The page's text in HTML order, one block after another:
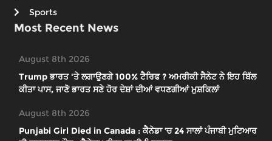
Sports
Most Recent News
August 8th 2026
Trump ਭਾਰਤ 'ਤੇ ਲਗਾਉਣਗੇ 100% ਟੈਰਿਫ ? ਅਮਰੀਕੀ ਸੈਨੇਟ ਨੇ ਇਹ ਬਿੱਲ
ਕੀਤਾ ਪਾਸ, ਜਾਣੋ ਭਾਰਤ ਸਣੇ ਹੋਰ ਦੇਸ਼ਾਂ ਦੀਆਂ ਵਧਣਗੀਆਂ ਮੁਸ਼ਕਿਲਾਂ
August 8th 2026
Punjabi Girl Died in Canada : ਕੈਨੇਡਾ ’ਚ 24 ਸਾਲਾਂ ਪੰਜਾਬੀ ਮੁਟਿਆਰ